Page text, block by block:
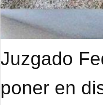
Juzgado
poner en